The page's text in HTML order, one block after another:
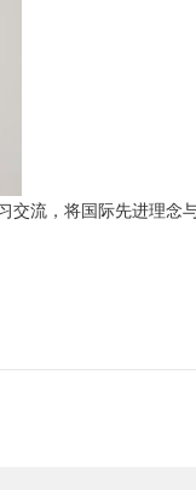
交流，将国际先进理念